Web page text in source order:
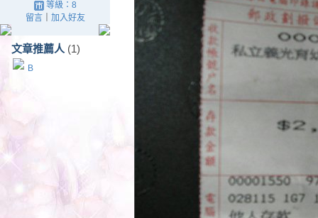
等級：8
留言｜ 加入好友
文章推薦人 (1)
B